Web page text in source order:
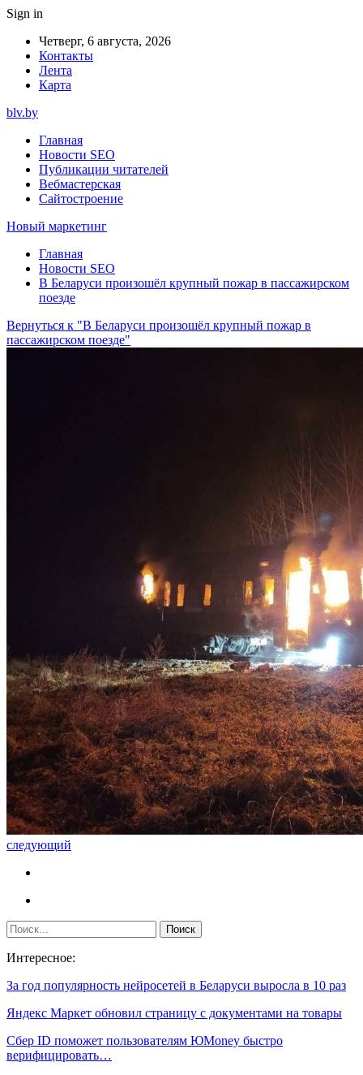
Sign in
Четверг, 6 августа, 2026
Контакты
Лента
Карта
blv.by
Главная
Новости SEO
Публикации читателей
Вебмастерская
Сайтостроение
Новый маркетинг
Главная
Новости SEO
В Беларуси произошёл крупный пожар в пассажирском
поезде
Вернуться к "В Беларуси произошёл крупный пожар в
пассажирском поезде"
следующий
Интересное:
За год популярность нейросетей в Беларуси выросла в 10 раз
Яндекс Маркет обновил страницу с документами на товары
Сбер ID поможет пользователям ЮMoney быстро
верифицировать…